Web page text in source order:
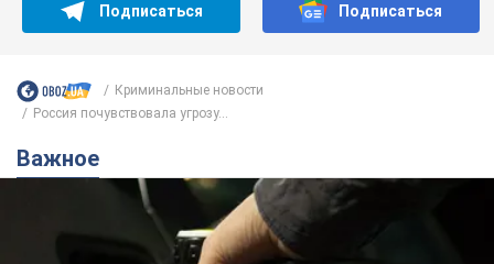
Подписаться Подписаться
Криминальные новости
Россия почувствовала угрозу...
Важное